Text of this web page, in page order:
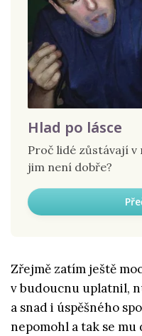
Hlad po lásce
Proč lidé zůstávají v
jim není dobře?
Zřejmě zatím ještě
v budoucnu uplatnil,
a snad i úspěšného
nepomohl a tak se mu